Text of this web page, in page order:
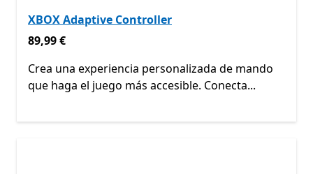
XBOX Adaptive Controller
89,99 €
89,99 €
Crea una experiencia personalizada de mando
que haga el juego más accesible. Conecta...